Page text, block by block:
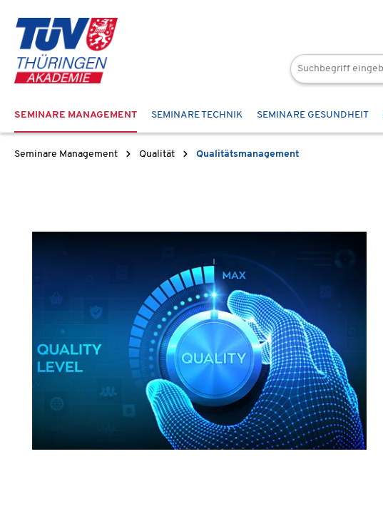
Hauptinhalt springen
Zur Suche springen
Zur Hauptnavigation springen
SEMINARE MANAGEMENT SEMINARE TECHNIK SEMINARE GESUNDHEIT
Seminare Management Qualität Qualitätsmanagement